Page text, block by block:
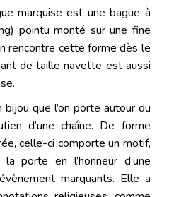
marquise est une bague à
pointu monté sur une fine
rencontre cette forme dès le
de taille navette est aussi
bijou que l’on porte autour du
d’une chaîne. De forme
celle-ci comporte un motif,
porte en l’honneur d’une
marquants. Elle a